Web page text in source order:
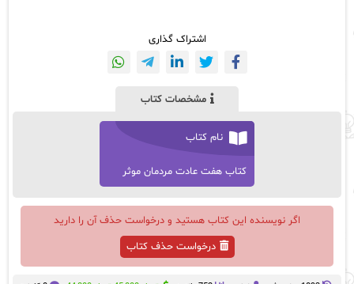
اشتراک گذاری
مشخصات کتاب
نام کتاب
کتاب هفت عادت مردمان موثر
اگر نویسنده این کتاب هستید و درخواست حذف آن را دارید
درخواست حذف کتاب